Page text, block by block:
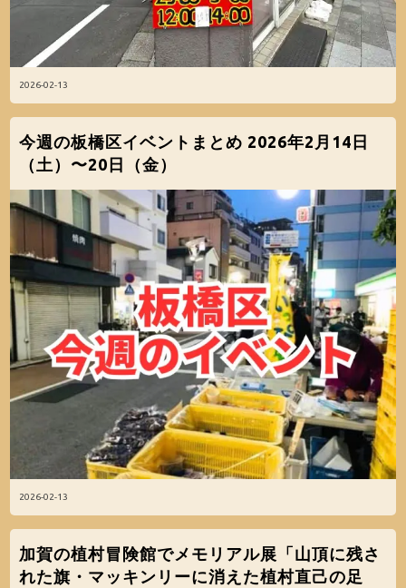
2026-02-13
2026-02-13
今週の板橋区イベントまとめ 2026年2月14日
（土）〜20日（金）
加賀の植村冒険館でメモリアル展「山頂に残さ
れた旗・マッキンリーに消えた植村直己の足